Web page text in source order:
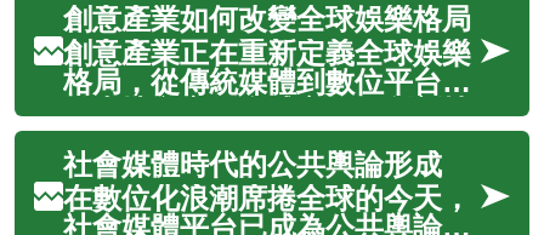
創意產業如何改變全球娛樂格局
創意產業正在重新定義全球娛樂
格局，從傳統媒體到數位平台，
從本地內容到全球市場，創新技
術與文化融合正在推動整個產業
的革命性變革。隨著消費者需求
的多元化和數位化趨勢的加速，
創意產業不僅改變了內容製作方
社會媒體時代的公共輿論形成
在數位化浪潮席捲全球的今天，
社會媒體平台已成為公共輿論形